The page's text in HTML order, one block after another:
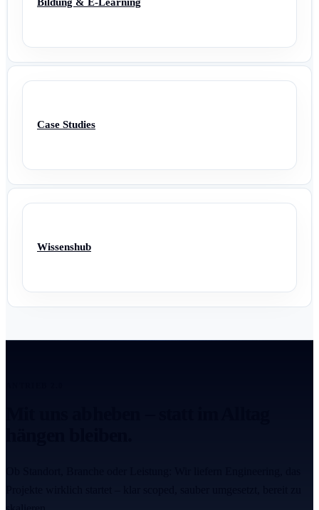
Bildung & E-Learning
Case Studies
Wissenshub